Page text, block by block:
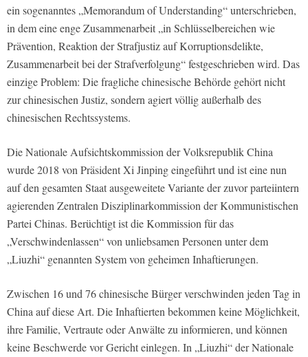
ein sogenanntes „Memorandum of Understanding“ unterschrieben,
in dem eine enge Zusammenarbeit „in Schlüsselbereichen wie
Prävention, Reaktion der Strafjustiz auf Korruptionsdelikte,
Zusammenarbeit bei der Strafverfolgung“ festgeschrieben wird. Das
einzige Problem: Die fragliche chinesische Behörde gehört nicht
zur chinesischen Justiz, sondern agiert völlig außerhalb des
chinesischen Rechtssystems.
Die Nationale Aufsichtskommission der Volksrepublik China
wurde 2018 von Präsident Xi Jinping eingeführt und ist eine nun
auf den gesamten Staat ausgeweitete Variante der zuvor parteiintern
agierenden Zentralen Disziplinarkommission der Kommunistischen
Partei Chinas. Berüchtigt ist die Kommission für das
„Verschwindenlassen“ von unliebsamen Personen unter dem
„Liuzhi“ genannten System von geheimen Inhaftierungen.
Zwischen 16 und 76 chinesische Bürger verschwinden jeden Tag in
China auf diese Art. Die Inhaftierten bekommen keine Möglichkeit,
ihre Familie, Vertraute oder Anwälte zu informieren, und können
keine Beschwerde vor Gericht einlegen. In „Liuzhi“ der Nationale